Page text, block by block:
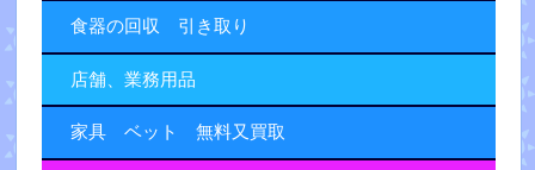
食器の回収 引き取り
店舗、業務用品
家具 ベット 無料又買取